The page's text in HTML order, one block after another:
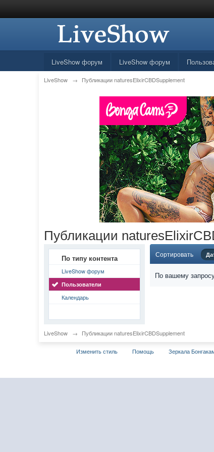
LiveShow форум LiveShow форум
LiveShow → Публикации naturesElixirCBDSupplement
Публикации
По типу контента
LiveShow форум
Пользователи
Календарь
Сортировать
По вашему
LiveShow → Публикации naturesElixirCBDSupplement
Изменить стиль Помощь Зеркала